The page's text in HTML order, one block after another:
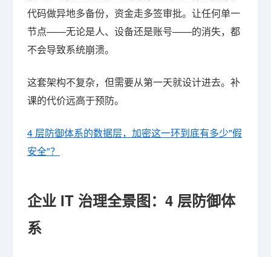
代码做异地多备份，资金走多签审批。让任何单一
节点——无论是人、设备还是账号——的消失，都
不会导致系统崩溃。
这套架构不复杂，但需要从第一天就设计进去。补
课的代价远高于预防。
4 层防御体系的数据层，加密这一环到底有多少"假
安全"？
企业 IT 治理全景图：4 层防御体
系